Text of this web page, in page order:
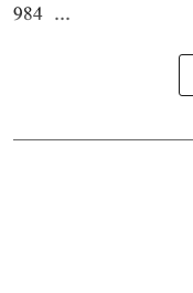
984 ...